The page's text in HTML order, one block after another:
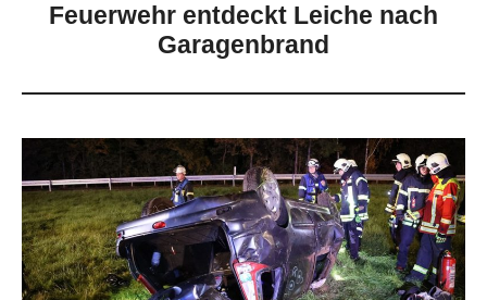
Feuerwehr entdeckt Leiche nach
Garagenbrand